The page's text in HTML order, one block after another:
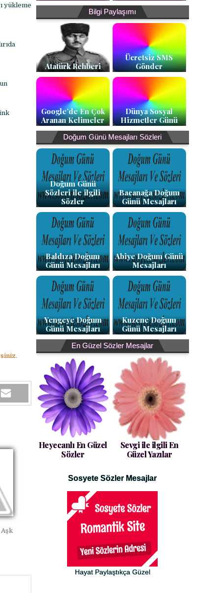
yükleme
Aşk
Bilgi Paylaşımı
Atatürk Rehberi
Ücretsiz SMS
Gönder
Google’de En Çok
Aranan Kelimeler
Dünya Sosyal
Hizmetler Günü
Doğum Günü Mesajları Sözleri
Doğum Günü
Sözleri ile ilgili
Sözler
Bacanağa Doğum
Günü Mesajları
Baldıza Doğum
Günü Mesajları
Abiye Doğum Günü
Mesajları
Yengeye Doğum
Günü Mesajları
Kuzene Doğum
Günü Mesajları
En Güzel Sözler Mesajlar
Heyecanlı En Güzel
Sözler
Sevgi ile ilgili En
Güzel Yazılar
Sosyete Sözler Mesajlar
Hayat Paylaştıkça Güzel